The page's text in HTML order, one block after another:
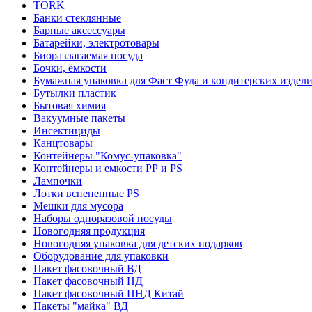
TORK
Банки стеклянные
Барные аксессуары
Батарейки, электротовары
Биоразлагаемая посуда
Бочки, ёмкости
Бумажная упаковка для Фаст Фуда и кондитерских
Бутылки пластик
Бытовая химия
Вакуумные пакеты
Инсектициды
Канцтовары
Контейнеры "Комус-упаковка"
Контейнеры и емкости РР и PS
Лампочки
Лотки вспененные PS
Мешки для мусора
Наборы одноразовой посуды
Новогодняя продукция
Новогодняя упаковка для детских подарков
Оборудование для упаковки
Пакет фасовочный ВД
Пакет фасовочный НД
Пакет фасовочный ПНД Китай
Пакеты "майка" ВД